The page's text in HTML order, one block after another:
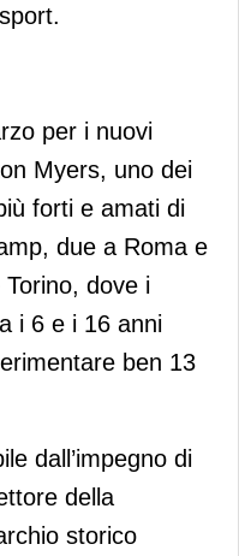
per i nuovi
Myers, uno dei
forti e amati di
due a Roma e
dove i
i 6 e i 16 anni
ben 13
dall’impegno di
della
storico